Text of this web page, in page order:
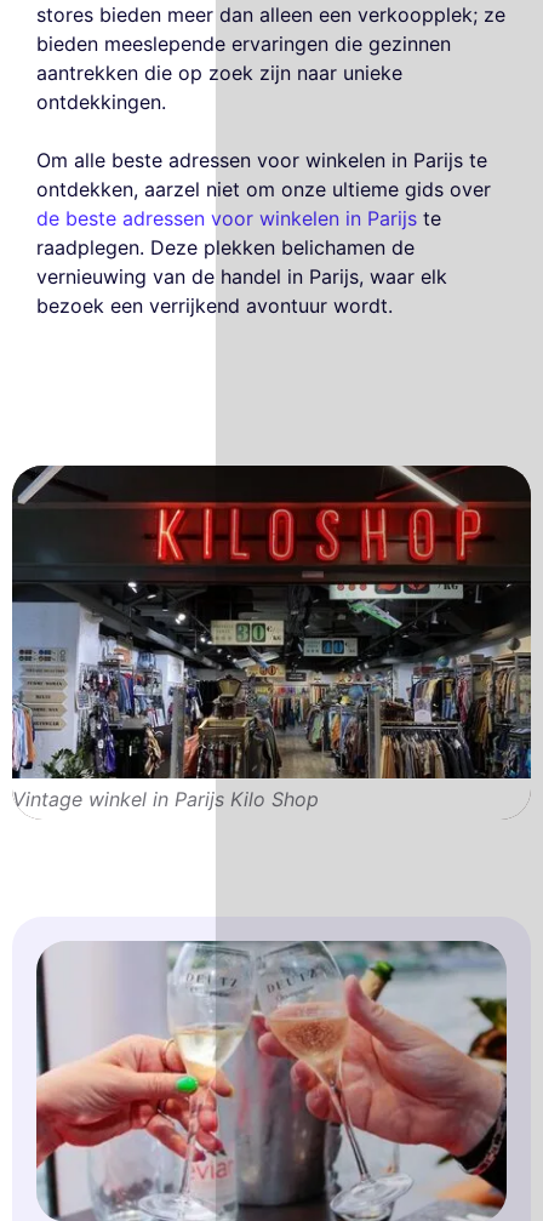
stores bieden meer dan alleen een verkoopplek; ze
bieden meeslepende ervaringen die gezinnen
aantrekken die op zoek zijn naar unieke
ontdekkingen.
Om alle beste adressen voor winkelen in Parijs te
ontdekken, aarzel niet om onze ultieme gids over
de beste adressen voor winkelen in Parijs te
raadplegen. Deze plekken belichamen de
vernieuwing van de handel in Parijs, waar elk
bezoek een verrijkend avontuur wordt.
Vintage winkel in Parijs Kilo Shop